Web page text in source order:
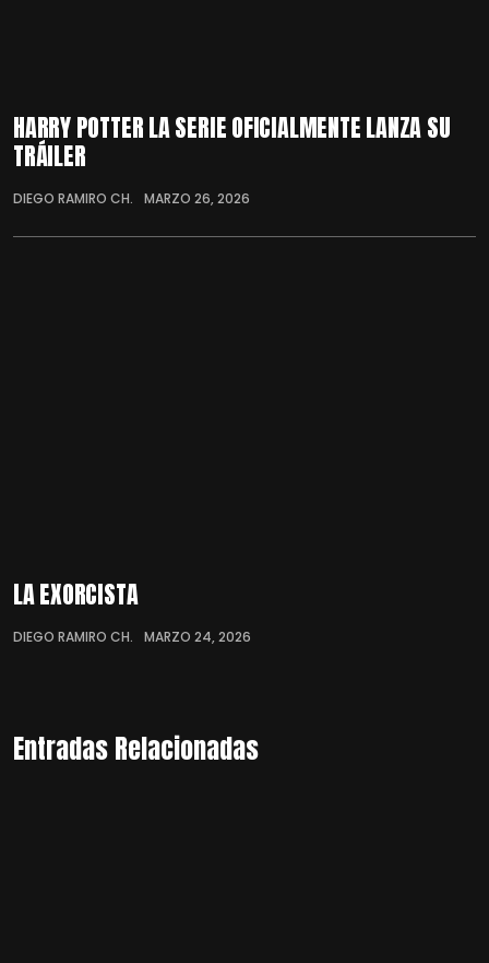
HARRY POTTER LA SERIE OFICIALMENTE LANZA SU
TRÁILER
DIEGO RAMIRO CH. MARZO 26, 2026
LA EXORCISTA
DIEGO RAMIRO CH. MARZO 24, 2026
Entradas Relacionadas